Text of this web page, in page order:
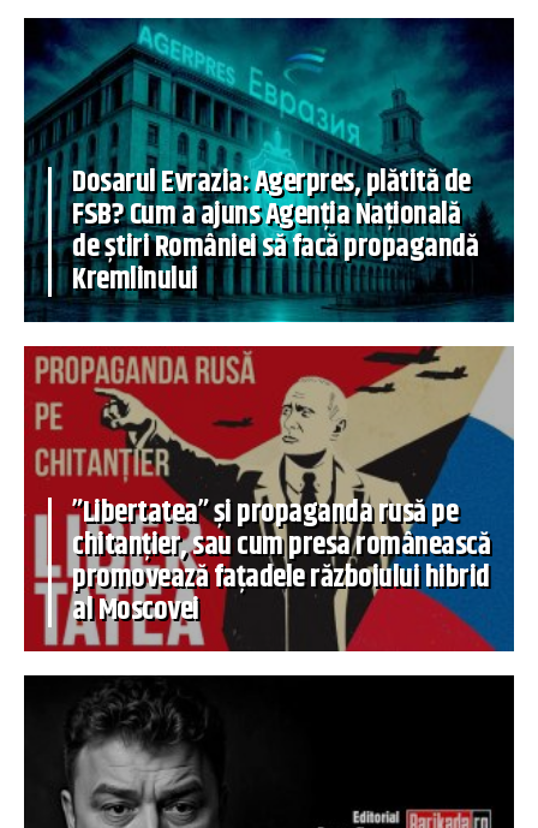
Dosarul Evrazia: Agerpres, plătită de
FSB? Cum a ajuns Agenția Națională
de știri României să facă propagandă
Kremlinului
”Libertatea” și propaganda rusă pe
chitanțier, sau cum presa românească
promovează fațadele războiului hibrid
al Moscovei